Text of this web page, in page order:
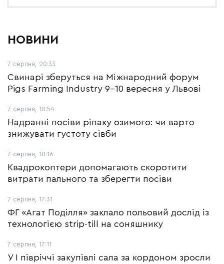
НОВИНИ
7 серпня, 20:33
Свинарі зберуться на Міжнародний форум
Pigs Farming Industry 9-10 вересня у Львові
7 серпня, 18:54
Надранні посіви ріпаку озимого: чи варто
знижувати густоту сівби
7 серпня, 18:16
Квадрокоптери допомагають скоротити
витрати пального та зберегти посіви
7 серпня, 17:31
ФГ «Агат Поділля» заклало польовий дослід із
технологією strip-till на соняшнику
7 серпня, 17:11
У І півріччі закупівлі сала за кордоном зросли